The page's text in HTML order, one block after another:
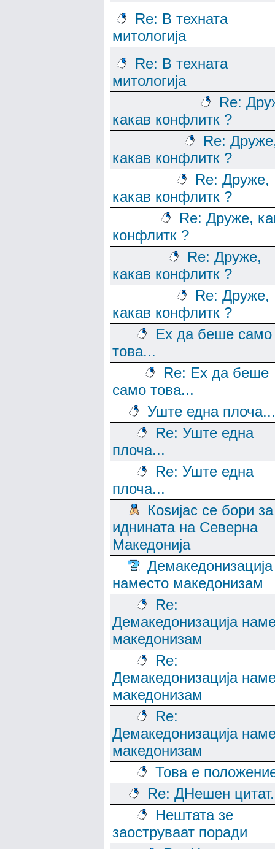
Re: В техната
митологија
Re: В техната
митологија
Re:
какав конфлитк ?
Re:
какав конфлитк ?
Re: Друже,
какав конфлитк ?
Re: Друже,
конфлитк ?
Re: Друже,
какав конфлитк ?
Re: Друже,
какав конфлитк ?
Ех да беше само
това...
Re: Ех да беше
само това...
Уште една плоча...
Re: Уште една
плоча...
Re: Уште една
плоча...
Коѕијас се бори за
иднината на Северна
Македонија
Демакедонизација
наместо македонизам
Re:
Демакедонизација
македонизам
Re:
Демакедонизација
македонизам
Re:
Демакедонизација
македонизам
Това е
Re: ДНешен
Нештата зе
заоструваат поради